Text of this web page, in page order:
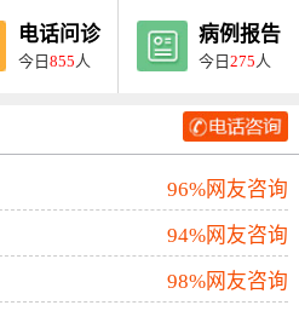
电话问诊
今日855 人
病例报告
今日275 人
96%网友咨询
94%网友咨询
98%网友咨询